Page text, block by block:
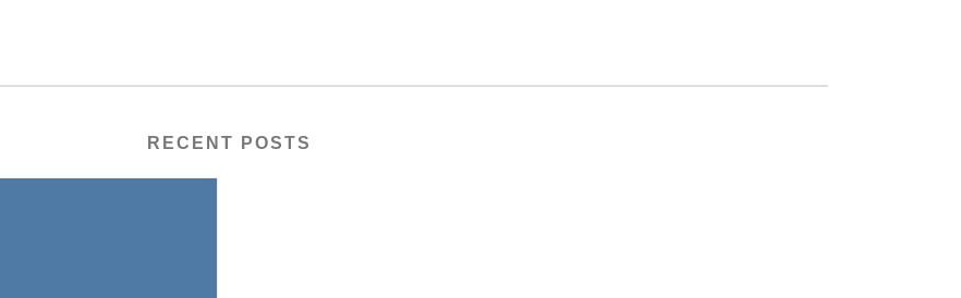
RECENT POSTS